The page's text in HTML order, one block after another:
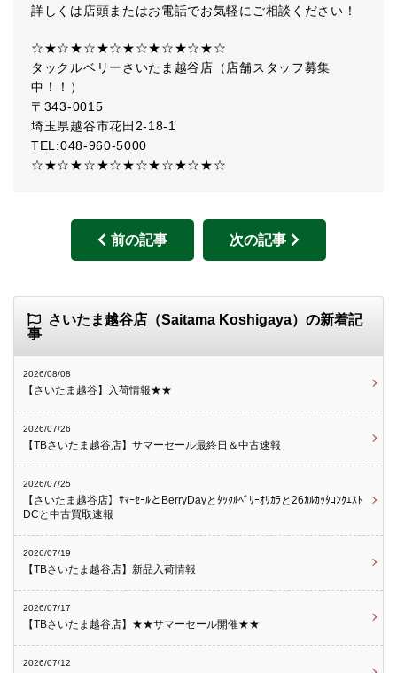
詳しくは店頭またはお電話でお気軽にご相談ください！
☆★☆★☆★☆★☆★☆★☆★☆
タックルベリーさいたま越谷店（店舗スタッフ募集
中！！）
〒343-0015
埼玉県越谷市花田2-18-1
TEL:048-960-5000
☆★☆★☆★☆★☆★☆★☆★☆
前の記事 次の記事
さいたま越谷店（Saitama Koshigaya）の新着記
事
2026/08/08
【さいたま越谷】入荷情報★★
2026/07/26
【TBさいたま越谷店】サマーセール最終日＆中古速報
2026/07/25
【さいたま越谷店】ｻﾏｰｾｰﾙとBerryDayとﾀｯｸﾙﾍﾞﾘｰｵﾘｶﾗと26ｶﾙｶｯﾀｺﾝｸｴｽﾄ
DCと中古買取速報
2026/07/19
【TBさいたま越谷店】新品入荷情報
2026/07/17
【TBさいたま越谷店】★★サマーセール開催★★
2026/07/12